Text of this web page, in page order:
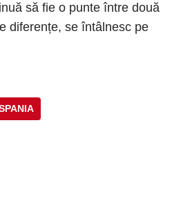
să fie o punte între două
diferențe, se întâlnesc pe